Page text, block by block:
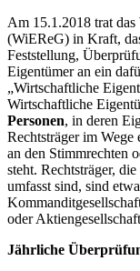
Am 15.1.2018 trat
(WiEReG) in Kraft,
Feststellung,
Eigentümer an ein
„Wirtschaftliche
Wirtschaftliche
Personen, in deren
Rechtsträger im Wege
an den Stimmrechten
steht. Rechtsträger,
umfasst sind, sind
oder
Jährliche